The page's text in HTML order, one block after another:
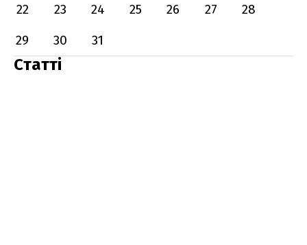
22
23 24 25 26 27
28
29
30 31
Статті